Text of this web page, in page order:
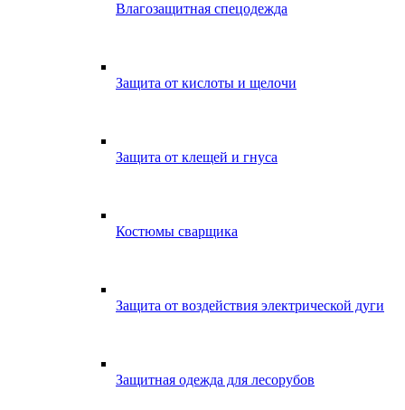
Влагозащитная спецодежда
Защита от кислоты и щелочи
Защита от клещей и гнуса
Костюмы сварщика
Защита от воздействия электрической дуги
Защитная одежда для лесорубов